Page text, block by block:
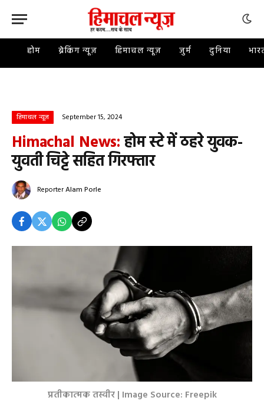
होम ब्रेकिंग न्यूज़ हिमाचल न्यूज़ जुर्म दुनिया
हिमाचल न्यूज़ September 15, 2024
Himachal News:होम स्टे में ठहरे युवक-
युवती चिट्टे सहित गिरफ्तार
ReporterAlam Porle
प्रतीकात्मक तस्वीर | Image Source: Freepik